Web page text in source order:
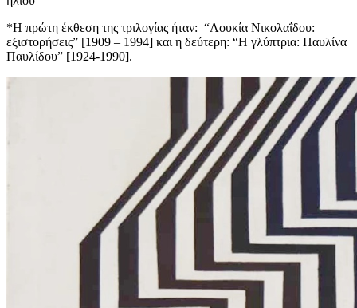
*Η πρώτη έκθεση της τριλογίας ήταν: “Λουκία Νικολαΐδου:
εξιστορήσεις” [1909 – 1994] και η δεύτερη: “Η γλύπτρια: Παυλίνα
Παυλίδου” [1924-1990].